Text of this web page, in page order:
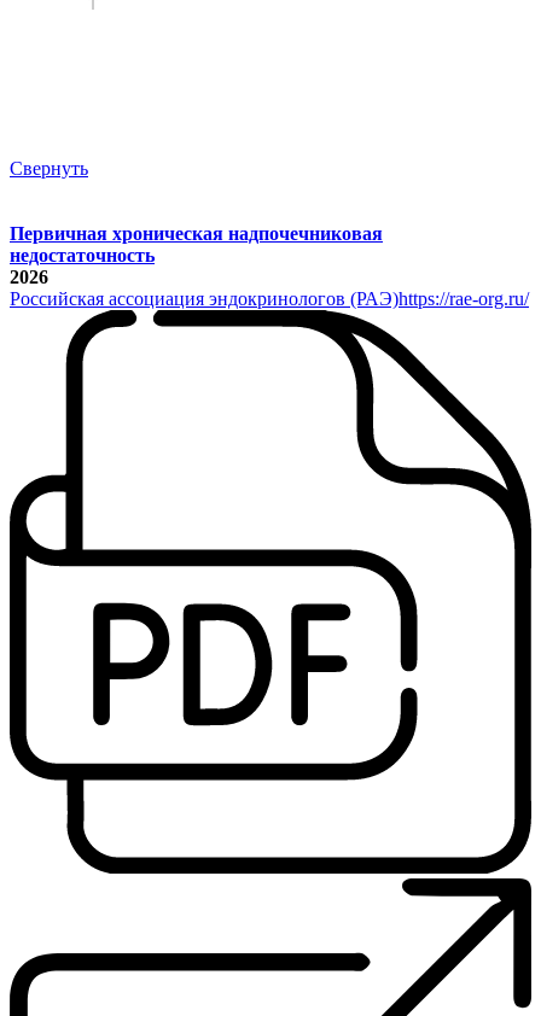
Свернуть
Первичная хроническая надпочечниковая
недостаточность
2026
Российская ассоциация эндокринологов (РАЭ)https://rae-org.ru/